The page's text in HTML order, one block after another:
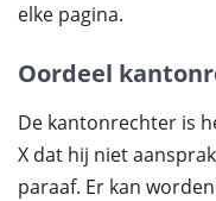
elke pagina.
Oordeel
De kantonrechter is
X dat hij niet
paraaf. Er kan